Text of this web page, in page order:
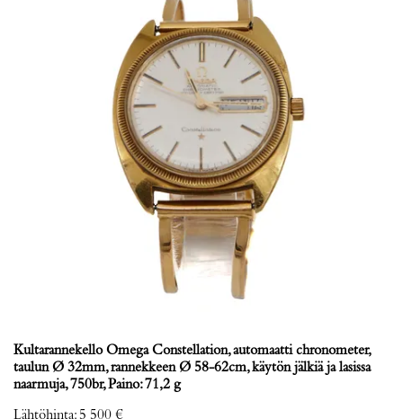
Kultarannekello Omega Constellation, automaatti chronometer,
taulun Ø 32mm, rannekkeen Ø 58-62cm, käytön jälkiä ja lasissa
naarmuja, 750br, Paino: 71,2 g
Lähtöhinta: 5 500 €